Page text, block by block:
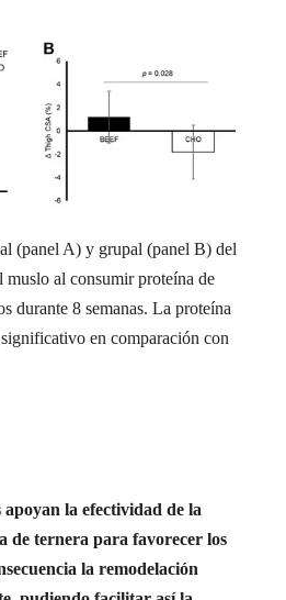
(panel A) y grupal (panel B) del
muslo al consumir proteína de
durante 8 semanas. La proteína
en comparación con
apoyan la efectividad de la
de ternera para favorecer los
la remodelación